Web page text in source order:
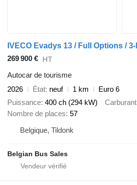
269 900 € HT
Autocar de tourisme
2026
État neuf 1 km
Euro 6
Puissance 400 ch (294 kW) Carburant
Nombre de places 57
Belgique, Tildonk
Belgian Bus Sales